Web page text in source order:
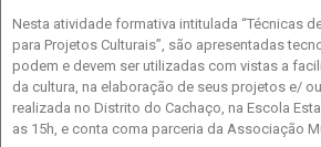
Nesta atividade formativa intitulada “Técnicas
para Projetos Culturais”, são apresentadas
podem e devem ser utilizadas com vistas a
da cultura, na elaboração de seus projetos e/
realizada no Distrito do Cachaço, na Escola
as 15h, e conta coma parceria da Associação